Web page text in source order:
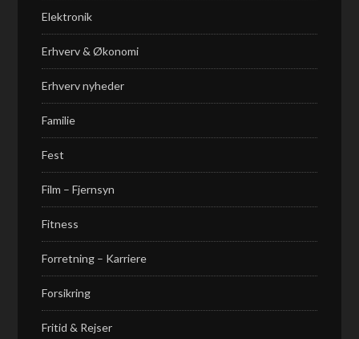
Elektronik
Erhverv & Økonomi
Erhverv nyheder
Familie
Fest
Film – Fjernsyn
Fitness
Forretning – Karriere
Forsikring
Fritid & Rejser